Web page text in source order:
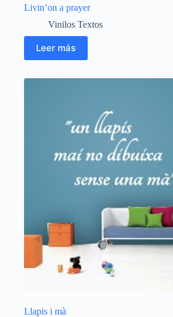
Livin’on a prayer
Vinilos Textos
Leer más
Llapis i mà